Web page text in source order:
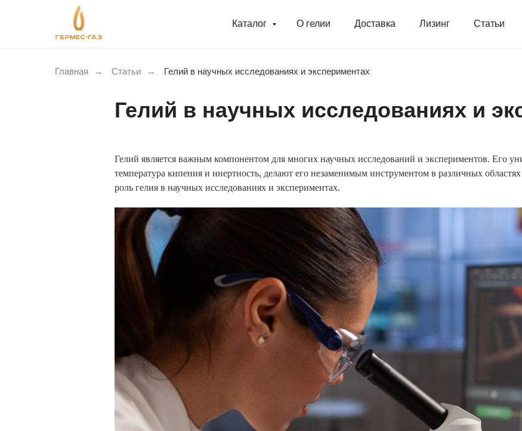
Каталог О гелии Доставка Лизинг Статьи
Главная → Статьи → Гелий в научных исследованиях и экспериментах
Гелий в научных исследованиях и
Гелий является важным компонентом для многих научных исследований и экспериментов. Его
температура кипения и инертность, делают его незаменимым инструментом в различных
роль гелия в научных исследованиях и экспериментах.